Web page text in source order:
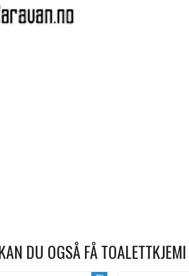
DU OGSÅ FÅ